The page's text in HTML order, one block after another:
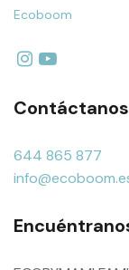
Ecoboom
Contáctanos
644 865 877